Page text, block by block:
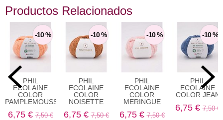
Productos Relacionados
-10 %
PHIL
ECOLAINE
COLOR
PAMPLEMOUSSE
6,75 €7,50 €
-10 %
PHIL
ECOLAINE
COLOR
NOISETTE
6,75 €7,50 €
-10 %
PHIL
ECOLAINE
COLOR
MERINGUE
6,75 €7,50 €
-10 %
PHIL
ECOLAINE
COLOR JEAN
6,75 €7,50 €